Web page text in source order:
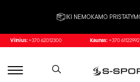
IKI NEMOKAMO
Vilnius: +370 62012300 Kaunas: +370 61122992